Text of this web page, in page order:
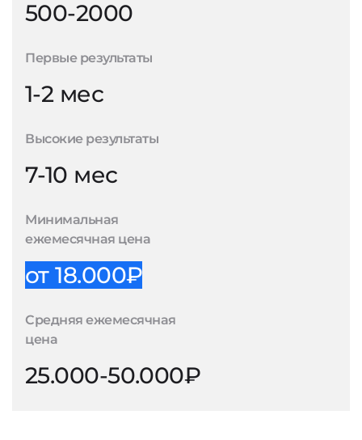
500-2000
Первые результаты
1-2 мес
Высокие результаты
7-10 мес
Минимальная
ежемесячная цена
от 18.000₽
Средняя ежемесячная
цена
25.000-50.000₽